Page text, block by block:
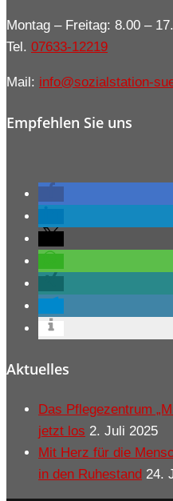
Montag – Freitag: 8.00 –
Tel. 07633-12219
Mail: info@sozialstation-
Empfehlen Sie uns
Aktuelles
Das Pflegezentrum
jetzt los 2. Juli 2025
Mit Herz für die
in den Ruhestand 24.